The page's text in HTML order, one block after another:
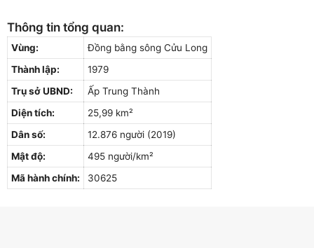
Thông tin tổng quan:
Vùng:
Đồng bằng sông Cửu Long
Thành lập:
1979
Trụ sở UBND:
Ấp Trung Thành
Diện tích:
25,99 km²
Dân số:
12.876 người (2019)
Mật độ:
495 người/km²
Mã hành chính:
30625